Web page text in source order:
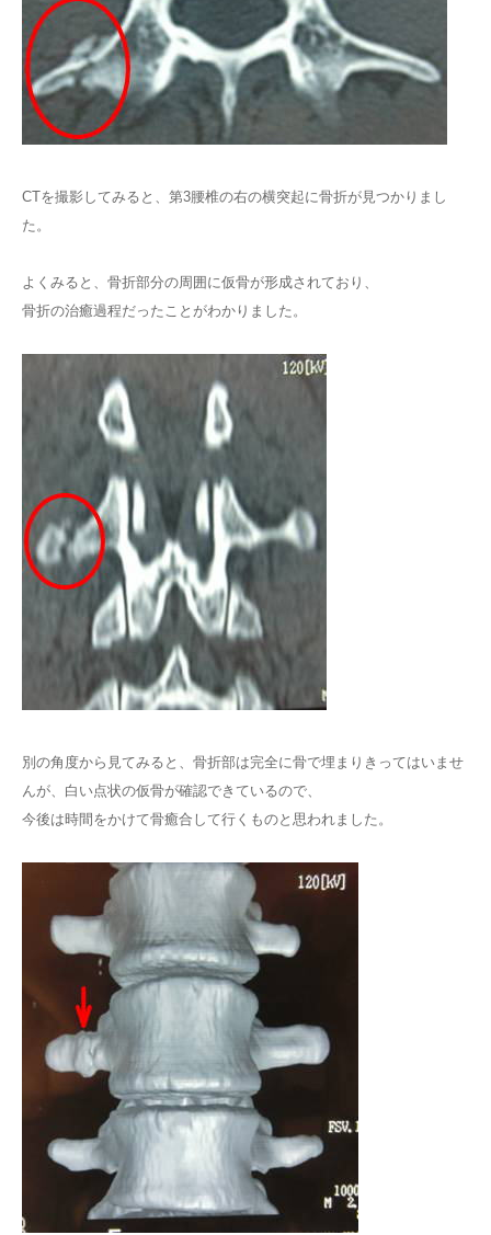
CTを撮影してみると、第3腰椎の右の横突起に骨折が見つかりまし
た。
よくみると、骨折部分の周囲に仮骨が形成されており、
骨折の治癒過程だったことがわかりました。
別の角度から見てみると、骨折部は完全に骨で埋まりきってはいませ
んが、白い点状の仮骨が確認できているので、
今後は時間をかけて骨癒合して行くものと思われました。